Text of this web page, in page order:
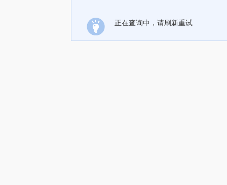
正在查询中，请刷新重试